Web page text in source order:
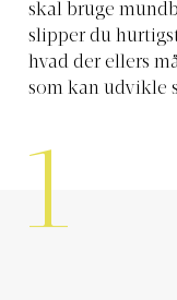
skal bruge
slipper du
hvad der ellers
som kan udvikle
1